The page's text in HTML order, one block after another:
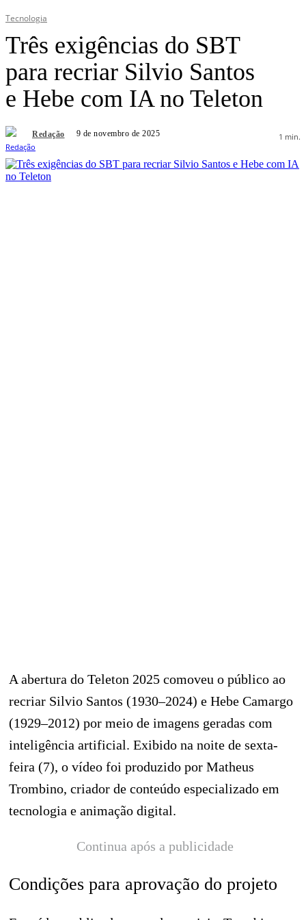
Tecnologia
Três exigências do SBT
para recriar Silvio Santos
e Hebe com IA no Teleton
Redação 9 de novembro de 2025 1 min.
A abertura do Teleton 2025 comoveu o público ao
recriar Silvio Santos (1930–2024) e Hebe Camargo
(1929–2012) por meio de imagens geradas com
inteligência artificial. Exibido na noite de sexta-
feira (7), o vídeo foi produzido por Matheus
Trombino, criador de conteúdo especializado em
tecnologia e animação digital.
Continua após a publicidade
Condições para aprovação do projeto